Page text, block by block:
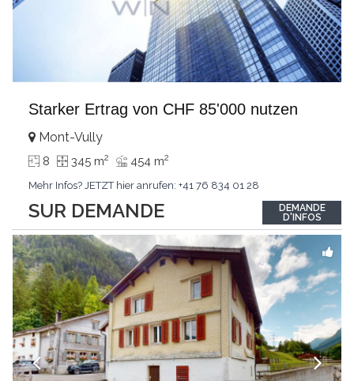
Starker Ertrag von CHF 85'000 nutzen
SUR DEMANDE
Mont-Vully
8 345 m2 454 m2
Mehr Infos? JETZT hier anrufen: +41 76 834 01 28
DEMANDE
D'INFOS